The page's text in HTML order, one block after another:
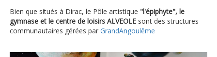
Bien que situés à Dirac, le Pôle artistique "l'épiphyte", le
gymnase et le centre de loisirs ALVEOLE sont des structures
communautaires gérées par GrandAngoulême